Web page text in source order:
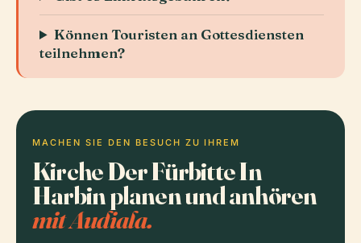
Können Touristen an Gottesdiensten
teilnehmen?
MACHEN SIE DEN BESUCH ZU IHREM
Kirche Der Fürbitte In
Harbin planen und anhören
mit Audiala.